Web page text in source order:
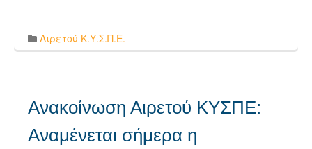
Αιρετού Κ.Υ.Σ.Π.Ε.
Ανακοίνωση Αιρετού ΚΥΣΠΕ:
Αναμένεται σήμερα η